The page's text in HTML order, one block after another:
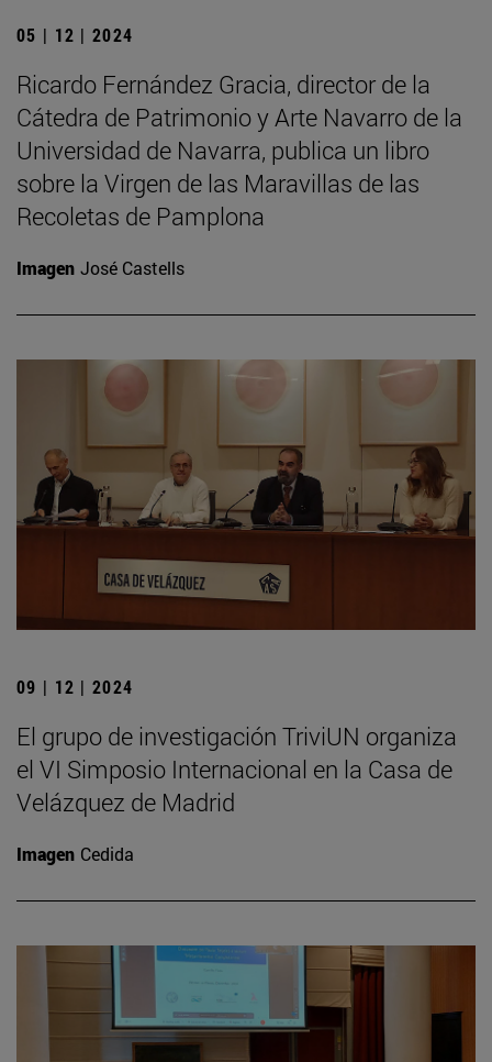
05 | 12 | 2024
Ricardo Fernández Gracia, director de la
Cátedra de Patrimonio y Arte Navarro de la
Universidad de Navarra, publica un libro
sobre la Virgen de las Maravillas de las
Recoletas de Pamplona
Imagen José Castells
09 | 12 | 2024
El grupo de investigación TriviUN organiza
el VI Simposio Internacional en la Casa de
Velázquez de Madrid
Imagen Cedida